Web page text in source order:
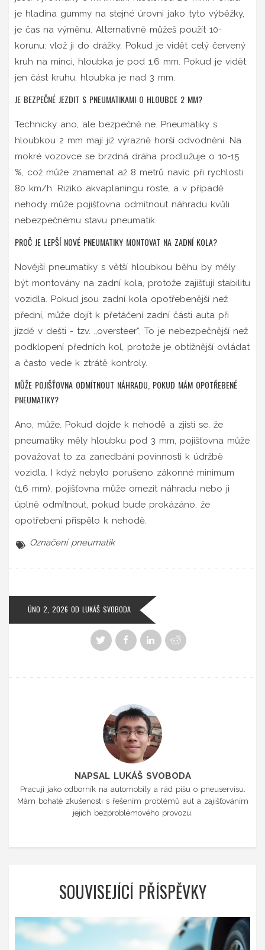
je hladina gummy na stejné úrovni jako tyto výběžky,
je čas na výměnu. Alternativně můžeš použít 10-
korunu: vlož ji do drážky. Pokud je vidět celý červený
kruh na minci, hloubka je pod 1,6 mm. Pokud je vidět
jen část kruhu, hloubka je nad 3 mm.
JE BEZPEČNÉ JEZDIT S PNEUMATIKAMI O HLOUBCE 2 MM?
Technicky ano, ale bezpečně ne. Pneumatiky s
hloubkou 2 mm mají již výrazně horší odvodnění. Na
mokré vozovce se brzdná dráha prodlužuje o 10-15
%, což může znamenat až 8 metrů navíc při rychlosti
80 km/h. Riziko akvaplaningu roste, a v případě
nehody může pojišťovna odmítnout náhradu kvůli
nebezpečnému stavu pneumatik.
PROČ JE LEPŠÍ NOVÉ PNEUMATIKY MONTOVAT NA ZADNÍ KOLA?
Novější pneumatiky s větší hloubkou běhu by měly
být montovány na zadní kola, protože zajišťují stabilitu
vozidla. Pokud jsou zadní kola opotřebenější než
přední, může dojít k přetáčení zadní části auta při
jízdě v dešti - tzv. „oversteer“. To je nebezpečnější než
podklopení předních kol, protože je obtížnější ovládat
a často vede k ztrátě kontroly.
MŮŽE POJIŠŤOVNA ODMÍTNOUT NÁHRADU, POKUD MÁM OPOTŘEBENÉ
PNEUMATIKY?
Ano, může. Pokud dojde k nehodě a zjistí se, že
pneumatiky měly hloubku pod 3 mm, pojišťovna může
považovat to za zanedbání povinnosti k údržbě
vozidla. I když nebylo porušeno zákonné minimum
(1,6 mm), pojišťovna může omezit náhradu nebo ji
úplně odmítnout, pokud bude prokázáno, že
opotřebení přispělo k nehodě.
Označení pneumatik
ÚNO 2, 2026 OD LUKÁŠ SVOBODA
NAPSAL LUKÁŠ SVOBODA
Pracuji jako odborník na automobily a rád píšu o pneuservisu.
Mám bohaté zkušenosti s řešením problémů aut a zajišťováním
jejich bezproblémového provozu.
SOUVISEJÍCÍ PŘÍSPĚVKY